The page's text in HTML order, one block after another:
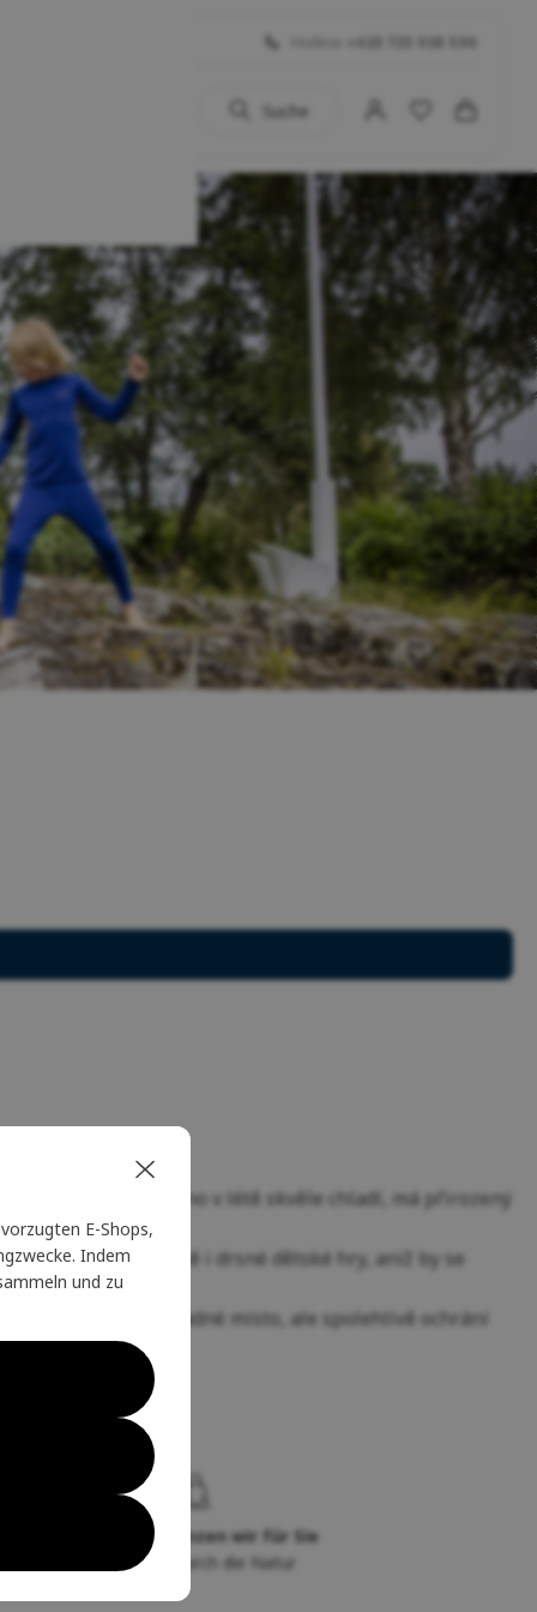
+420 725 938 590
Suche
). Merino v létě skvěle chladí, má přirozený
válení v trávě i drsné dětské hry, aniž by se
nezaberou žádné místo, ale spolehlivě ochrání
Seit 20 Jahren glänzen wir für Sie
auf Ihrer Reise durch die Natur
E-Shops,
Indem
und zu